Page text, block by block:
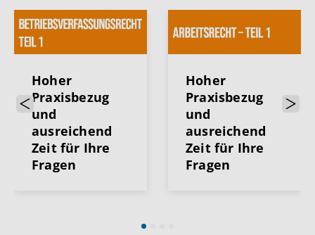
Hoher
Praxisbezug
und
ausreichend
Zeit für Ihre
Fragen
Hoher
Praxisbezug
und
ausreichend
Zeit für Ihre
Fragen
Previous Next